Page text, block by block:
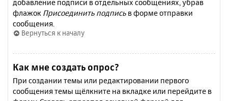
добавление подписи в отдельных сообщениях, убрав
флажок Присоединить подпись в форме отправки
сообщения.
Вернуться к началу
Как мне создать опрос?
При создании темы или редактировании первого
сообщения темы щёлкните на вкладке или перейдите в